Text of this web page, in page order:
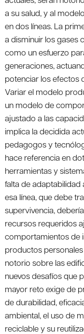
a su salud, y al
en dos líneas. La
a disminuir los gases
como un esfuerzo
generaciones,
potenciar los efectos
Variar el modelo
un modelo de
ajustado a las
implica la decidida
pedagogos y
hace referencia en
herramientas y
falta de adaptabilidad
esa línea, que debe
supervivencia,
recursos requeridos
comportamientos de
productos
notorio sobre las
nuevos desafíos que
mayor reto exige de
de durabilidad,
ambiental, el uso de
reciclable y su